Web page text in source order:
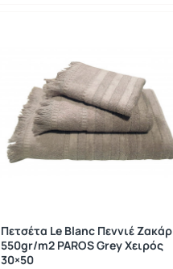
Πετσέτα Le Blanc Πεννιέ Ζακάρ
550gr/m2 PAROS Grey Χειρός
30×50